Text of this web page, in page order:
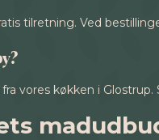
tilretning. Ved
vores køkken i Glostrup.